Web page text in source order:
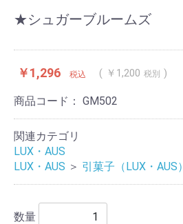
★シュガーブルームズ
￥1,296 税込 ￥1,200 税別
商品コード： GM502
関連カテゴリ
LUX・AUS
LUX・AUS ＞ 引菓子（LUX・AUS）
数量